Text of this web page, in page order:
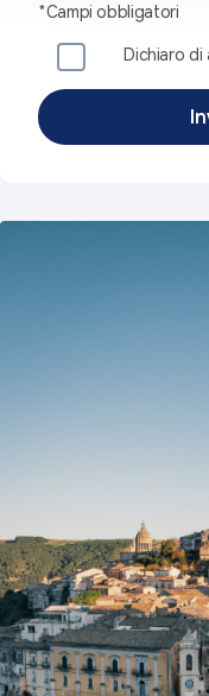
*Campi obbligatori
Dichiaro di